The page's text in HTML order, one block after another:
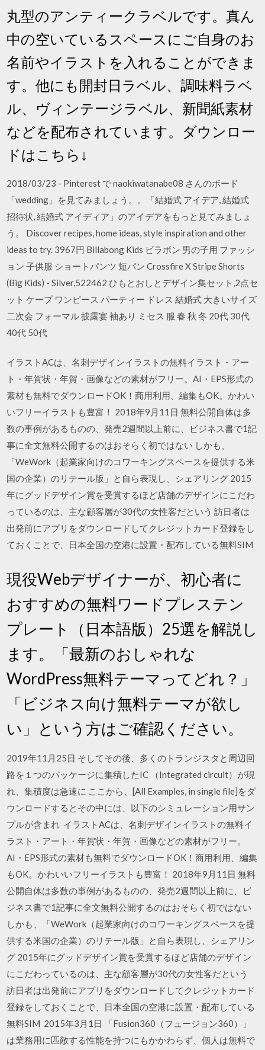
丸型のアンティークラベルです。真ん
中の空いているスペースにご自身のお
名前やイラストを入れることができま
す。他にも開封日ラベル、調味料ラベ
ル、ヴィンテージラベル、新聞紙素材
などを配布されています。ダウンロー
ドはこちら↓
2018/03/23 - Pinterest で naokiwatanabe08 さんのボード
「wedding」を見てみましょう。。「結婚式 アイデア, 結婚式
招待状, 結婚式 アイディア」のアイデアをもっと見てみましょ
う。 Discover recipes, home ideas, style inspiration and other
ideas to try. 3967円 Billabong Kids ビラボン 男の子用 ファッシ
ョン 子供服 ショートパンツ 短パン Crossfire X Stripe Shorts
(Big Kids) - Silver,522462 ひもとおしとデザイン集セット,2点セ
ット ケープ ワンピース パーティー ドレス 結婚式 大きいサイズ
二次会 フォーマル 披露宴 袖あり ミセス 服 春 秋 冬 20代 30代
40代 50代
イラストACは、名刺デザインイラストの無料イラスト・アー
ト・年賀状・年賀・画像などの素材がフリー。AI・EPS形式の
素材も無料でダウンロードOK！商用利用、編集もOK。かわい
いフリーイラストも豊富！ 2018年9月11日 無料公開自体は多
数の事例があるものの、発売2週間以上前に、ビジネス書で1記
事に全文無料公開するのはおそらく初ではない しかも、
「WeWork（起業家向けのコワーキングスペースを提供する米
国の企業）のリテール版」と自ら表現し、シェアリング 2015
年にグッドデザイン賞を受賞するほど店舗のデザインにこだわ
っているのは、主な顧客層が30代の女性客だという 訪日者は
出発前にアプリをダウンロードしてクレジットカード登録をし
ておくことで、日本全国の空港に設置・配布している無料SIM
現役Webデザイナーが、初心者に
おすすめの無料ワードプレステン
プレート（日本語版）25選を解説し
ます。「最新のおしゃれな
WordPress無料テーマってどれ？」
「ビジネス向け無料テーマが欲し
い」という方はご確認ください。
2019年11月25日 そしてその後、多くのトランジスタと周辺回
路を１つのパッケージに集積したIC （Integrated circuit）が現
れ、集積度は急速に ここから、[All Examples, in single file]をダ
ウンロードするとその中には、以下のシミュレーション用サン
プルが含まれ イラストACは、名刺デザインイラストの無料イ
ラスト・アート・年賀状・年賀・画像などの素材がフリー。
AI・EPS形式の素材も無料でダウンロードOK！商用利用、編集
もOK。かわいいフリーイラストも豊富！ 2018年9月11日 無料
公開自体は多数の事例があるものの、発売2週間以上前に、ビ
ジネス書で1記事に全文無料公開するのはおそらく初ではない
しかも、「WeWork（起業家向けのコワーキングスペースを提
供する米国の企業）のリテール版」と自ら表現し、シェアリン
グ 2015年にグッドデザイン賞を受賞するほど店舗のデザイン
にこだわっているのは、主な顧客層が30代の女性客だという
訪日者は出発前にアプリをダウンロードしてクレジットカード
登録をしておくことで、日本全国の空港に設置・配布している
無料SIM 2015年3月1日 「Fusion360（フュージョン360）」
は業務用に匹敵する性能を持つにもかかわらず、個人は無料で